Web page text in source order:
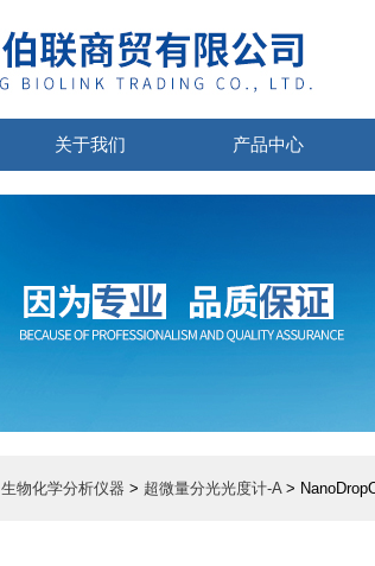
关于我们 产品中心
生物化学分析仪器 > 超微量分光光度计-A>